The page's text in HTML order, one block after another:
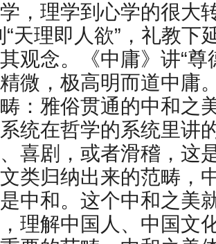
，理学到心学的很大
“天理即人欲”，礼教下
观念。《中庸》讲“
微，极高明而道中庸
：雅俗贯通的中和之
统在哲学的系统里讲
喜剧，或者滑稽，这
类归纳出来的范畴，
中和。这个中和之美
理解中国人、中国文